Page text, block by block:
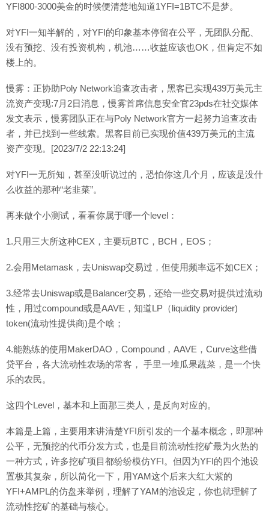
YFI800-3000美金的时候便清楚地知道1YFI=1BTC不是梦。
对YFI一知半解的，对YFI的印象基本停留在公平，无团队分配、
没有预挖、没有投资机构，机池……收益应该也OK，但肯定不如
楼上的。
慢雾：正协助Poly Network追查攻击者，黑客已实现439万美元主
流资产变现:7月2日消息，慢雾首席信息安全官23pds在社交媒体
发文表示，慢雾团队正在与Poly Network官方一起努力追查攻击
者，并已找到一些线索。黑客目前已实现价值439万美元的主流
资产变现。[2023/7/2 22:13:24]
对YFI一无所知，甚至没听说过的，恐怕你这几个月，应该是没什
么收益的那种“老韭菜”。
再来做个小测试，看看你属于哪一个level：
1.只用三大所这种CEX，主要玩BTC，BCH，EOS；
2.会用Metamask，去Uniswap交易过，但使用频率远不如CEX；
3.经常去Uniswap或是Balancer交易，还给一些交易对提供过流动
性，用过compound或是AAVE，知道LP（liquidity provider)
token(流动性提供商)是个啥；
4.能熟练的使用MakerDAO，Compound，AAVE，Curve这些借
贷平台，各大流动性农场的常客， 手里一堆瓜果蔬菜，是一个快
乐的农民。
这四个Level，基本和上面那三类人，是反向对应的。
本篇是上篇，主要用来讲清楚YFI所引发的一个基本概念，即那种
公平，无预挖的代币分发方式，也是目前流动性挖矿最为火热的
一种方式，许多挖矿项目都纷纷模仿YFI。但因为YFI的四个池设
置极其复杂，所以简化一下，用YAM这个后来大红大紫的
YFI+AMPL的仿盘来举例，理解了YAM的池设定，你也就理解了
流动性挖矿的基础与核心。